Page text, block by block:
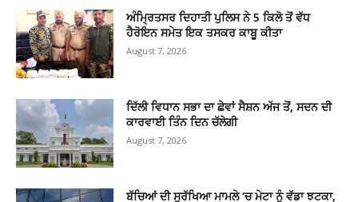
ਅੰਮ੍ਰਿਤਸਰ ਦਿਹਾਤੀ ਪੁਲਿਸ ਨੇ 5 ਕਿਲੋ ਤੋਂ ਵੱਧ
ਹੈਰੋਇਨ ਸਮੇਤ ਇਕ ਤਸਕਰ ਕਾਬੂ ਕੀਤਾ
August 7, 2026
ਦਿੱਲੀ ਵਿਧਾਨ ਸਭਾ ਦਾ ਛੇਵਾਂ ਸੈਸ਼ਨ ਅੱਜ ਤੋਂ, ਸਦਨ ਦੀ
ਕਾਰਵਾਈ ਤਿੰਨ ਦਿਨ ਚੱਲੇਗੀ
August 7, 2026
ਬੱਚਿਆਂ ਦੀ ਸੁਰੱਖਿਆ ਮਾਮਲੇ ‘ਚ ਮੇਟਾ ਨੂੰ ਵੱਡਾ ਝਟਕਾ,